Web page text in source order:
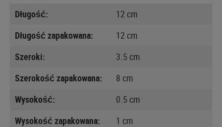
Długość:
12 cm
Długość zapakowana:
12 cm
Szeroki:
3.5 cm
Szerokość zapakowana:
8 cm
Wysokość:
0.5 cm
Wysokość zapakowana:
1 cm